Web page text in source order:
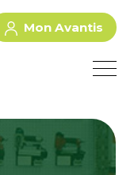
Mon Avantis